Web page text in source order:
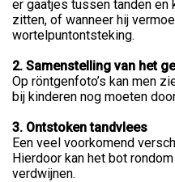
er gaatjes tussen tanden
zitten, of wanneer hij
wortelpuntontsteking.
2. Samenstelling van het
Op röntgenfoto’s kan men
bij kinderen nog moeten
3. Ontstoken tandvlees
Een veel voorkomend
Hierdoor kan het bot
verdwijnen.